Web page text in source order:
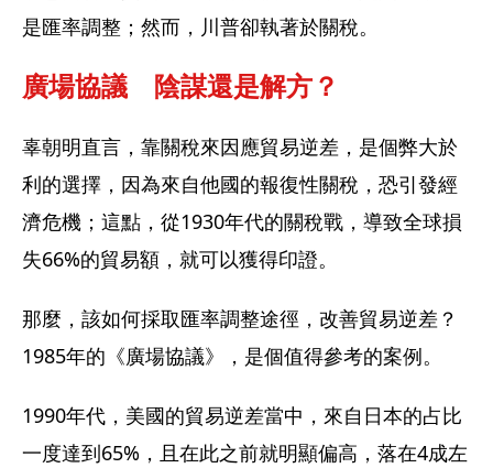
是匯率調整；然而，川普卻執著於關稅。
廣場協議　陰謀還是解方？
辜朝明直言，靠關稅來因應貿易逆差，是個弊大於
利的選擇，因為來自他國的報復性關稅，恐引發經
濟危機；這點，從1930年代的關稅戰，導致全球損
失66%的貿易額，就可以獲得印證。
那麼，該如何採取匯率調整途徑，改善貿易逆差？
1985年的《廣場協議》，是個值得參考的案例。
1990年代，美國的貿易逆差當中，來自日本的占比
一度達到65%，且在此之前就明顯偏高，落在4成左